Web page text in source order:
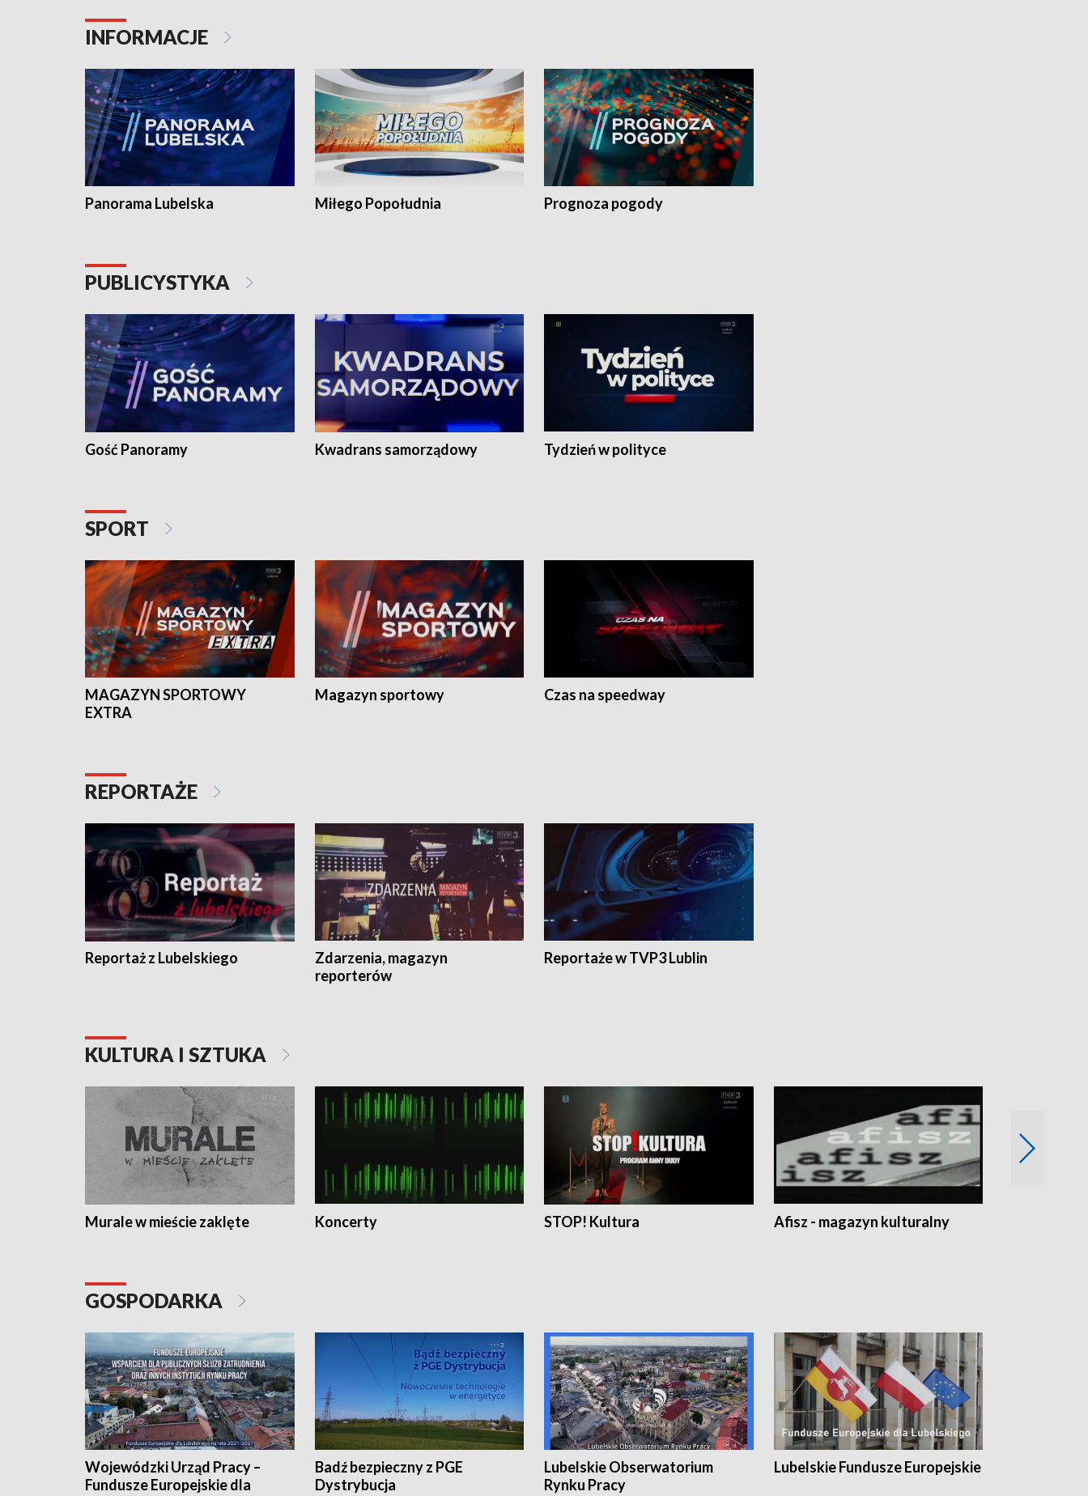
INFORMACJE
Panorama Lubelska Miłego Popołudnia Prognoza pogody
PUBLICYSTYKA
Gość Panoramy Kwadrans samorządowy Tydzień w polityce
SPORT
MAGAZYN SPORTOWY
EXTRA
Magazyn sportowy Czas na speedway
REPORTAŻE
Reportaż z Lubelskiego
Zdarzenia, magazyn
reporterów
Reportaże w TVP3 Lublin
KULTURA I SZTUKA
Murale w mieście zaklęte Koncerty STOP! Kultura Afisz - magazyn kulturalny
GOSPODARKA
Wojewódzki Urząd Pracy –
Fundusze Europejskie dla
Badź bezpieczny z PGE
Dystrybucja
Lubelskie Obserwatorium
Rynku Pracy
Lubelskie Fundusze Europejskie